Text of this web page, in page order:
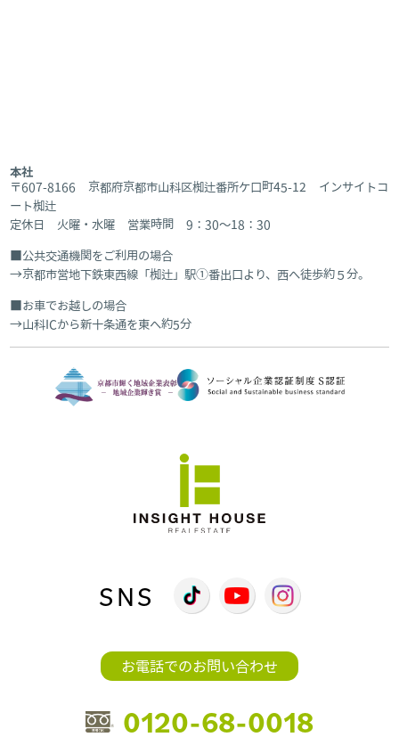
本社
〒607-8166 京都府京都市山科区椥辻番所ケ口町45-12 インサイトコ
ート椥辻
定休日 火曜・水曜 営業時間 9：30～18：30
公共交通機関をご利用の場合
京都市営地下鉄東西線「椥辻」駅①番出口より、西へ徒歩約５分。
お車でお越しの場合
山科ICから新十条通を東へ約5分
SNS
お電話でのお問い合わせ
0120-68-0018